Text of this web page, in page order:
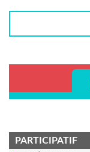
PARTICIPATIF